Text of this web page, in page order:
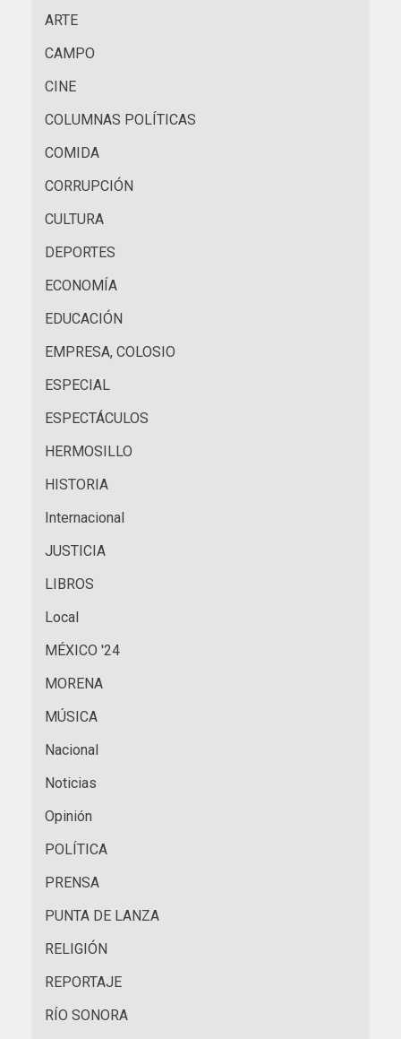
ARTE
CAMPO
CINE
COLUMNAS POLÍTICAS
COMIDA
CORRUPCIÓN
CULTURA
DEPORTES
ECONOMÍA
EDUCACIÓN
EMPRESA, COLOSIO
ESPECIAL
ESPECTÁCULOS
HERMOSILLO
HISTORIA
Internacional
JUSTICIA
LIBROS
Local
MÉXICO '24
MORENA
MÚSICA
Nacional
Noticias
Opinión
POLÍTICA
PRENSA
PUNTA DE LANZA
RELIGIÓN
REPORTAJE
RÍO SONORA